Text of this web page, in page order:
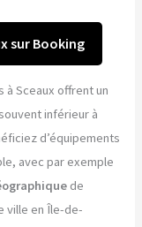
sur Booking
à Sceaux offrent un
inférieur à
d’équipements
avec par exemple
de
ville en Île-de-